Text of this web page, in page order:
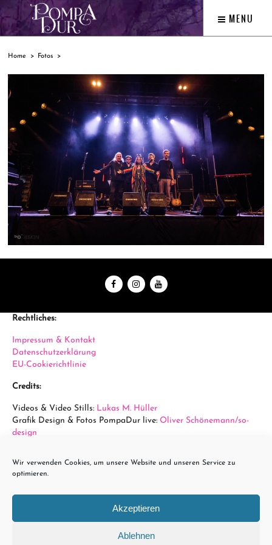
Wir verwenden Cookies, um unsere Website und unseren Service zu
optimieren.
Akzeptieren
Ablehnen
MENU
Home Fotos
Rechtliches:
Impressum & Kontakt
Datenschutzerklärung
EU-Cookierichtlinie
Credits:
Videos & Video Stills: Lukas M. Hüller
Grafik Design & Fotos PompaDur live: Oliver Schönemann/so-
design
powered by...